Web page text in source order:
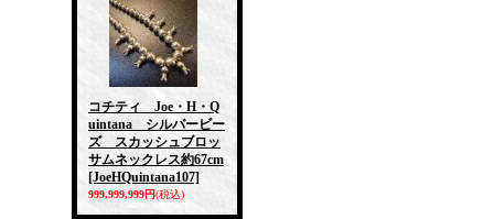
コチティ Joe・H・Q
uintana シルバービー
ズ スカッシュブロッ
サムネックレス約67cm
[JoeHQuintana107]
999,999,999円(税込)